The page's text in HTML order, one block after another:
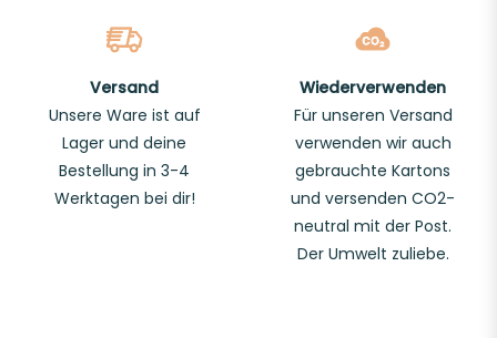
Versand
Unsere Ware ist auf
Lager und deine
Bestellung in 3-4
Werktagen bei dir!
Wiederverwenden
Für unseren Versand
verwenden wir auch
gebrauchte Kartons
und versenden CO2-
neutral mit der Post.
Der Umwelt zuliebe.